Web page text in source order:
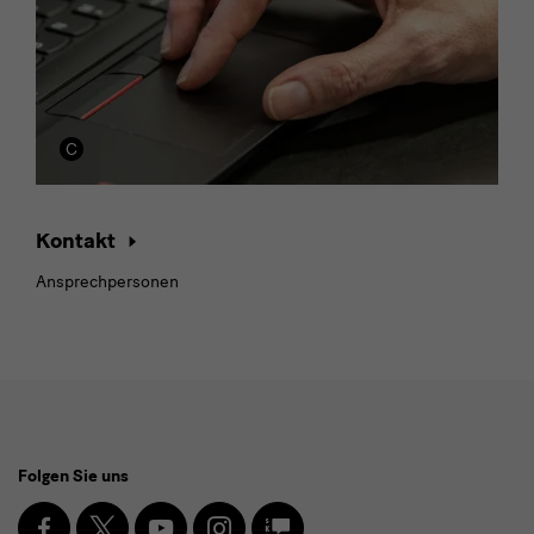
Kontakt
Ansprechpersonen
Media
Folgen Sie uns
Facebook
X YoutubeInstagramSKD